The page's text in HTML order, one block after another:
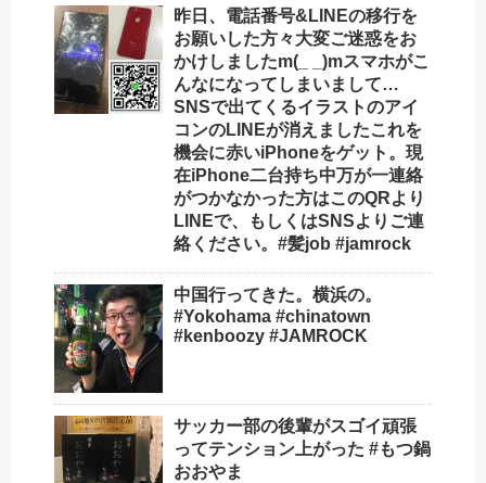
昨日、電話番号&LINEの移行を
お願いした方々大変ご迷惑をお
かけしましたm(_ _)mスマホがこ
んなになってしまいまして…
SNSで出てくるイラストのアイ
コンのLINEが消えましたこれを
機会に赤いiPhoneをゲット。現
在iPhone二台持ち中万が一連絡
がつかなかった方はこのQRより
LINEで、もしくはSNSよりご連
絡ください。#髪job #jamrock
中国行ってきた。横浜の。
#Yokohama #chinatown
#kenboozy #JAMROCK
サッカー部の後輩がスゴイ頑張
ってテンション上がった️ #もつ鍋
おおやま